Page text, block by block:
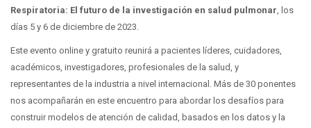
Respiratoria: El futuro de la investigación en salud pulmonar, los
días 5 y 6 de diciembre de 2023.
Este evento online y gratuito reunirá a pacientes líderes, cuidadores,
académicos, investigadores, profesionales de la salud, y
representantes de la industria a nivel internacional. Más de 30 ponentes
nos acompañarán en este encuentro para abordar los desafíos para
construir modelos de atención de calidad, basados en los datos y la